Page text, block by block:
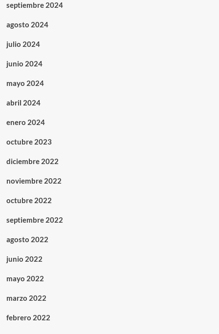
septiembre 2024
agosto 2024
julio 2024
junio 2024
mayo 2024
abril 2024
enero 2024
octubre 2023
diciembre 2022
noviembre 2022
octubre 2022
septiembre 2022
agosto 2022
junio 2022
mayo 2022
marzo 2022
febrero 2022